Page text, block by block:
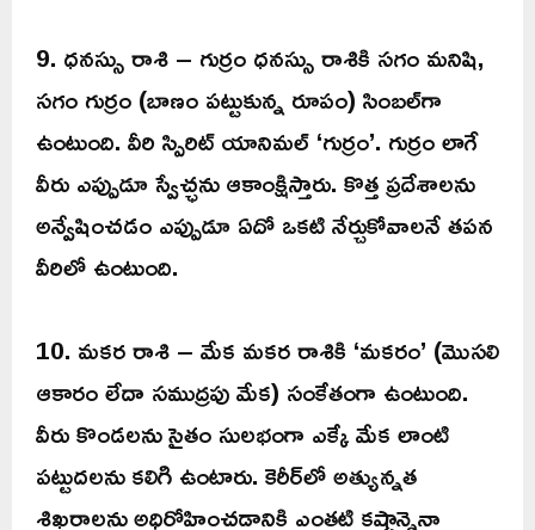
9. ధనస్సు రాశి – గుర్రం ధనస్సు రాశికి సగం మనిషి,
సగం గుర్రం (బాణం పట్టుకున్న రూపం) సింబల్‌గా
ఉంటుంది. వీరి స్పిరిట్ యానిమల్ ‘గుర్రం’. గుర్రం లాగే
వీరు ఎప్పుడూ స్వేచ్ఛను ఆకాంక్షిస్తారు. కొత్త ప్రదేశాలను
అన్వేషించడం ఎప్పుడూ ఏదో ఒకటి నేర్చుకోవాలనే తపన
వీరిలో ఉంటుంది.
10. మకర రాశి – మేక మకర రాశికి ‘మకరం’ (మొసలి
ఆకారం లేదా సముద్రపు మేక) సంకేతంగా ఉంటుంది.
వీరు కొండలను సైతం సులభంగా ఎక్కే మేక లాంటి
పట్టుదలను కలిగి ఉంటారు. కెరీర్‌లో అత్యున్నత
శిఖరాలను అధిరోహించడానికి ఎంతటి కష్టాన్నైనా